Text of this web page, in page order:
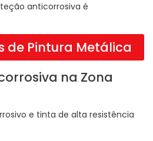
anticorrosiva é
de Pintura Metálica
na Zona
e tinta de alta resistência